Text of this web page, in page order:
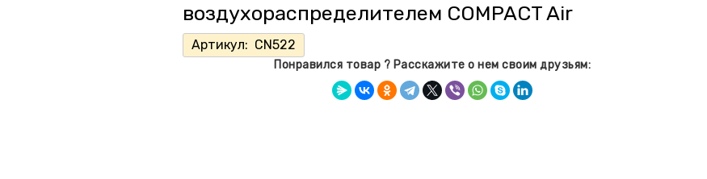
воздухораспределителем COMPACT Air
Артикул: CN522
Понравился товар ? Расскажите о нем своим друзьям: